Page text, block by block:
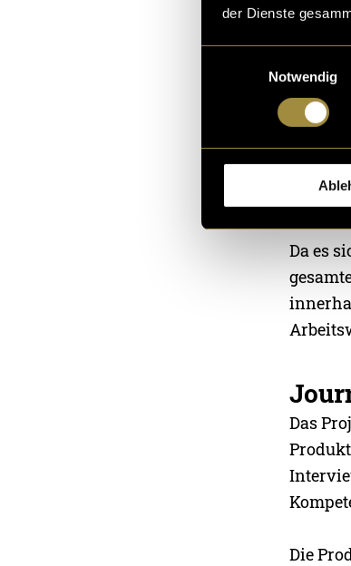
der Dienste
Notwendig
ein
Bevor
vom
Da es
Das
Die